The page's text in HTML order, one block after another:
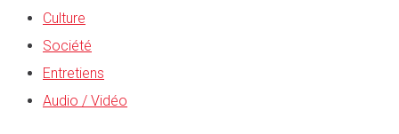
Culture
Société
Entretiens
Audio / Vidéo